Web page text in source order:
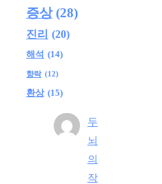
증상 (28)
진리 (20)
해석 (14)
향락 (12)
환상 (15)
두
뇌
의
작